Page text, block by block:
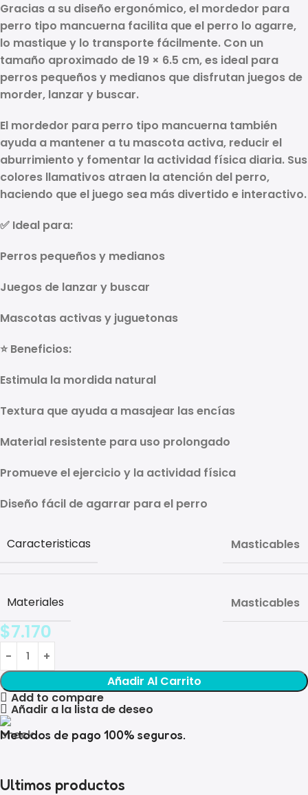
Gracias a su diseño ergonómico, el mordedor para
perro tipo mancuerna facilita que el perro lo agarre,
lo mastique y lo transporte fácilmente. Con un
tamaño aproximado de19 × 6.5 cm, es ideal para
perros pequeños y medianos que disfrutan juegos de
morder, lanzar y buscar.
El mordedor para perro tipo mancuerna también
ayuda a mantener a tu mascota activa, reducir el
aburrimiento y fomentar la actividad física diaria. Sus
colores llamativos atraen la atención del perro,
haciendo que el juego sea más divertido e interactivo.
✅ Ideal para:
Perros pequeños y medianos
Juegos de lanzar y buscar
Mascotas activas y juguetonas
⭐Beneficios:
Estimula la mordida natural
Textura que ayuda a masajear las encías
Material resistente para uso prolongado
Promueve el ejercicio y la actividad física
Diseño fácil de agarrar para el perro
Caracteristicas Masticables
Materiales Masticables
$7.170
Añadir Al Carrito
Add to compare
Añadir a la lista de deseo
Metodos de pago 100% seguros.
Ultimos productos